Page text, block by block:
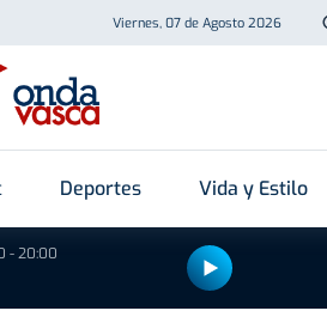
Viernes, 07 de Agosto 2026
Deportes Vida y Estilo
- 20:00